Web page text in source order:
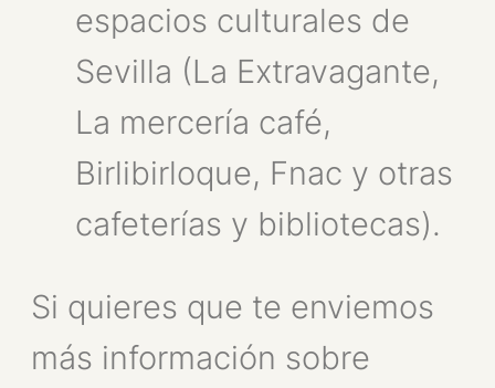
espacios culturales de
Sevilla (La Extravagante,
La mercería café,
Birlibirloque, Fnac y otras
cafeterías y bibliotecas).
Si quieres que te enviemos
más información sobre